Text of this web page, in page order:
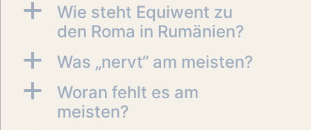
a
Wie steht Equiwent zu
den Roma in Rumänien?
a Was „nervt“ am meisten?
a
Woran fehlt es am
meisten?